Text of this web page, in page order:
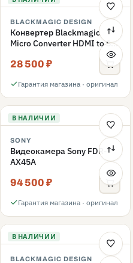
BLACKMAGIC DESIGN
Конвертер Blackmagic
Micro Converter HDMI to SDI
28 500 ₽
Гарантия магазина · оригинал
В НАЛИЧИИ
SONY
Видеокамера Sony FDR-
AX45A
94 500 ₽
Гарантия магазина · оригинал
В НАЛИЧИИ
BLACKMAGIC DESIGN